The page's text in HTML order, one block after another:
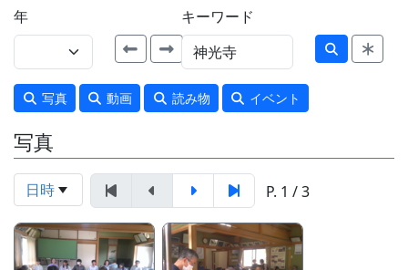
年 キーワード
写真 動画 読み物 イベント
写真
日時 P. 1 / 3